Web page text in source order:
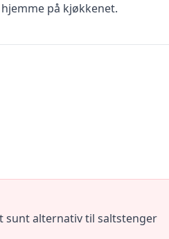
på kjøkkenet.
sunt alternativ til saltstenger